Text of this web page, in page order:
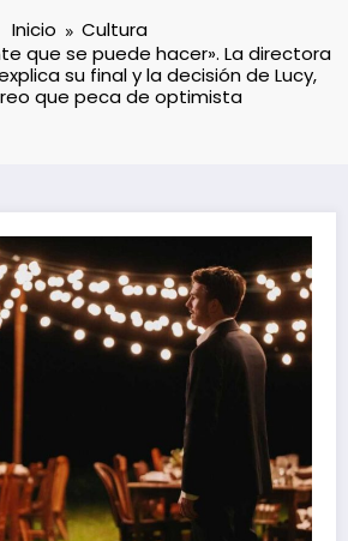
Inicio
Cultura
que se puede hacer». La directora
su final y la decisión de Lucy,
que peca de optimista